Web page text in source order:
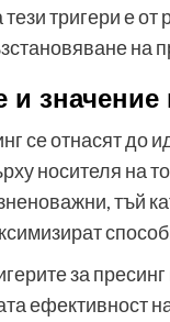
тези тригери е
на
значение
се отнасят до
носителя на
тъй
за
ефективност